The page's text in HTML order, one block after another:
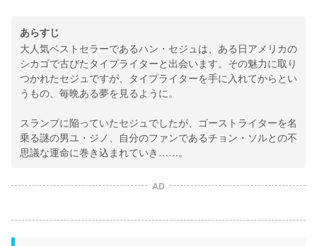
あらすじ
大人気ベストセラーであるハン・セジュは、ある日アメリカの
シカゴで古びたタイプライターと出会います。その魅力に取り
つかれたセジュですが、タイプライターを手に入れてからとい
うもの、毎晩ある夢を見るように。
スランプに陥っていたセジュでしたが、ゴーストライターを名
乗る謎の男ユ・ジノ、自分のファンであるチョン・ソルとの不
思議な運命に巻き込まれていき……。
AD